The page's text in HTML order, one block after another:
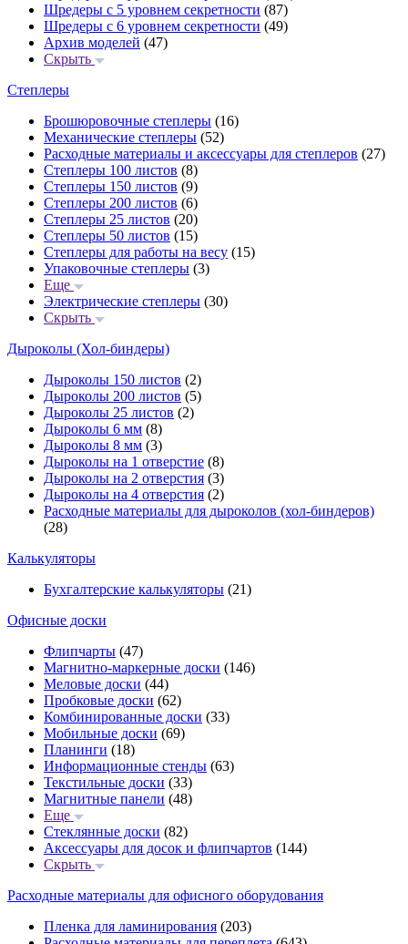
Шредеры с 5 уровнем секретности (87)
Шредеры с 6 уровнем секретности (49)
Архив моделей (47)
Скрыть
Степлеры
Брошюровочные степлеры (16)
Механические степлеры (52)
Расходные материалы и аксессуары для степлеров (27)
Степлеры 100 листов (8)
Степлеры 150 листов (9)
Степлеры 200 листов (6)
Степлеры 25 листов (20)
Степлеры 50 листов (15)
Степлеры для работы на весу (15)
Упаковочные степлеры (3)
Еще
Электрические степлеры (30)
Скрыть
Дыроколы (Хол-биндеры)
Дыроколы 150 листов (2)
Дыроколы 200 листов (5)
Дыроколы 25 листов (2)
Дыроколы 6 мм (8)
Дыроколы 8 мм (3)
Дыроколы на 1 отверстие (8)
Дыроколы на 2 отверстия (3)
Дыроколы на 4 отверстия (2)
Расходные материалы для дыроколов (хол-биндеров)
(28)
Калькуляторы
Бухгалтерские калькуляторы (21)
Офисные доски
Флипчарты (47)
Магнитно-маркерные доски (146)
Меловые доски (44)
Пробковые доски (62)
Комбинированные доски (33)
Мобильные доски (69)
Планинги (18)
Информационные стенды (63)
Текстильные доски (33)
Магнитные панели (48)
Еще
Стеклянные доски (82)
Аксессуары для досок и флипчартов (144)
Скрыть
Расходные материалы для офисного оборудования
Пленка для ламинирования (203)